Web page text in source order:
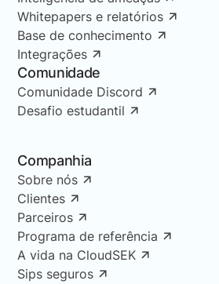
Whitepapers e relatórios
Base de conhecimento
Integrações
Comunidade
Comunidade Discord
Desafio estudantil
Companhia
Sobre nós
Clientes
Parceiros
Programa de referência
A vida na CloudSEK
Sips seguros